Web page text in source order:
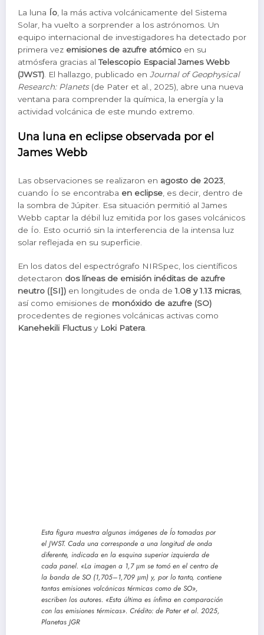
La luna Ío, la más activa volcánicamente del Sistema
Solar, ha vuelto a sorprender a los astrónomos. Un
equipo internacional de investigadores ha detectado por
primera vez emisiones de azufre atómico en su
atmósfera gracias alTelescopio Espacial James Webb
(JWST). El hallazgo, publicado en Journal of Geophysical
Research: Planets(de Pater et al., 2025), abre una nueva
ventana para comprender la química, la energía y la
actividad volcánica de este mundo extremo.
Una luna en eclipse observada por el
James Webb
Las observaciones se realizaron en agosto de 2023
cuando Ío se encontraba en eclipse , es decir, dentro de
la sombra de Júpiter. Esa situación permitió al James
Webb captar la débil luz emitida por los gases volcánicos
de Ío. Esto ocurrió sin la interferencia de la intensa luz
solar reflejada en su superficie.
En los datos del espectrógrafo NIRSpec, los científicos
detectaron dos líneas de emisión inéditas de azufre
neutro ([SI]) en longitudes de onda de1.08 y 1.13 micras,
así como emisiones de monóxido de azufre (SO)
procedentes de regiones volcánicas activas como
Kanehekili Fluctusy Loki Patera
Esta figura muestra algunas imágenes de Ío tomadas por
el JWST. Cada una corresponde a una longitud de onda
diferente, indicada en la esquina superior izquierda de
cada panel. «La imagen a 1,7 μm se tomó en el centro de
la banda de SO (1,705–1,709 μm) y, por lo tanto, contiene
tantas emisiones volcánicas térmicas como de SO»,
escriben los autores. «Esta última es ínfima en comparación
con las emisiones térmicas». Crédito: de Pater et al. 2025,
Planetas JGR